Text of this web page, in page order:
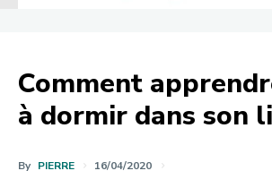
Comment
à dormir dans son
By PIERRE 16/04/2020